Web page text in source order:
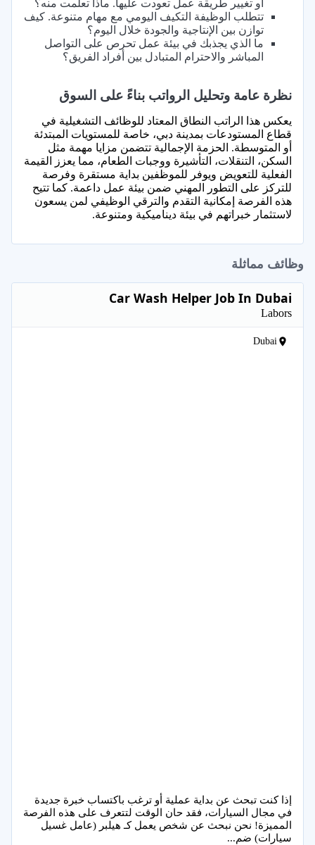
أو تغيير طريقة عمل تعودت عليها. ماذا تعلمت منه؟
تتطلب الوظيفة التكيف اليومي مع مهام متنوعة. كيف
توازن بين الإنتاجية والجودة خلال اليوم؟
ما الذي يجذبك في بيئة عمل تحرص على التواصل
المباشر والاحترام المتبادل بين أفراد الفريق؟
نظرة عامة وتحليل الرواتب بناءً على السوق
يعكس هذا الراتب النطاق المعتاد للوظائف التشغيلية في
قطاع المستودعات بمدينة دبي، خاصة للمستويات المبتدئة
أو المتوسطة. الحزمة الإجمالية تتضمن مزايا مهمة مثل
السكن، التنقلات، التأشيرة ووجبات الطعام، مما يعزز القيمة
الفعلية للتعويض ويوفر للموظفين بداية مستقرة وفرصة
للتركز على التطور المهني ضمن بيئة عمل داعمة. كما تتيح
هذه الفرصة إمكانية التقدم والترقي الوظيفي لمن يسعون
لاستثمار خبراتهم في بيئة ديناميكية ومتنوعة.
وظائف مماثلة
Car Wash Helper Job In Dubai
Labors
Dubai
إذا كنت تبحث عن بداية عملية أو ترغب باكتساب خبرة جديدة
في مجال السيارات، فقد حان الوقت لتتعرف على هذه الفرصة
المميزة! نحن نبحث عن شخص يعمل كـ هيلبر (عامل غسيل
سيارات) ضم...